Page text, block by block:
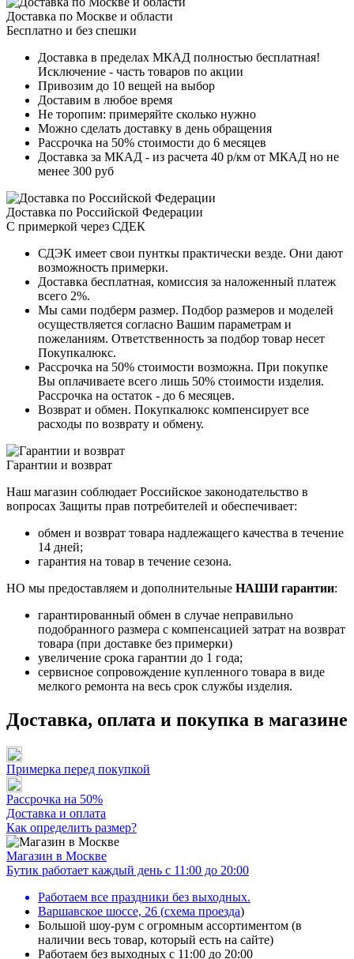
Доставка по Москве и области
Бесплатно и без спешки
Доставка в пределах МКАД полностью бесплатная!
Исключение - часть товаров по акции
Привозим до 10 вещей на выбор
Доставим в любое время
Не торопим: примеряйте сколько нужно
Можно сделать доставку в день обращения
Рассрочка на 50% стоимости до 6 месяцев
Доставка за МКАД - из расчета 40 р/км от МКАД но не
менее 300 руб
Доставка по Российской Федерации
С примеркой через СДЕК
СДЭК имеет свои пунткы практически везде. Они дают
возможность примерки.
Доставка бесплатная, комиссия за наложенный платеж
всего 2%.
Мы сами подберм размер. Подбор размеров и моделей
осуществляется согласно Вашим параметрам и
пожеланиям. Ответственность за подбор товар несет
Покупкалюкс.
Рассрочка на 50% стоимости возможна. При покупке
Вы оплачиваете всего лишь 50% стоимости изделия.
Рассрочка на остаток - до 6 месяцев.
Возврат и обмен. Покупкалюкс компенсирует все
расходы по возврату и обмену.
Гарантии и возврат
Наш магазин соблюдает Российское законодательство в
вопросах Защиты прав потребителей и обеспечивает:
обмен и возврат товара надлежащего качества в течение
14 дней;
гарантия на товар в течение сезона.
НО мы предоставляем и дополнительные НАШИ гарантии:
гарантированный обмен в случае неправильно
подобранного размера с компенсацией затрат на возврат
товара (при доставке без примерки)
увеличение срока гарантии до 1 года;
сервисное сопровождение купленного товара в виде
мелкого ремонта на весь срок службы изделия.
Доставка, оплата и покупка в магазине
Примерка перед покупкой
Рассрочка на 50%
Доставка и оплата
Как определить размер?
Магазин в Москве
Бутик работает каждый день с 11:00 до 20:00
Работаем все праздники без выходных.
Варшавское шоссе, 26 (схема проезда)
Большой шоу-рум с огромным ассортиментом (в
наличии весь товар, который есть на сайте)
Работаем без выходных с 11:00 до 20:00